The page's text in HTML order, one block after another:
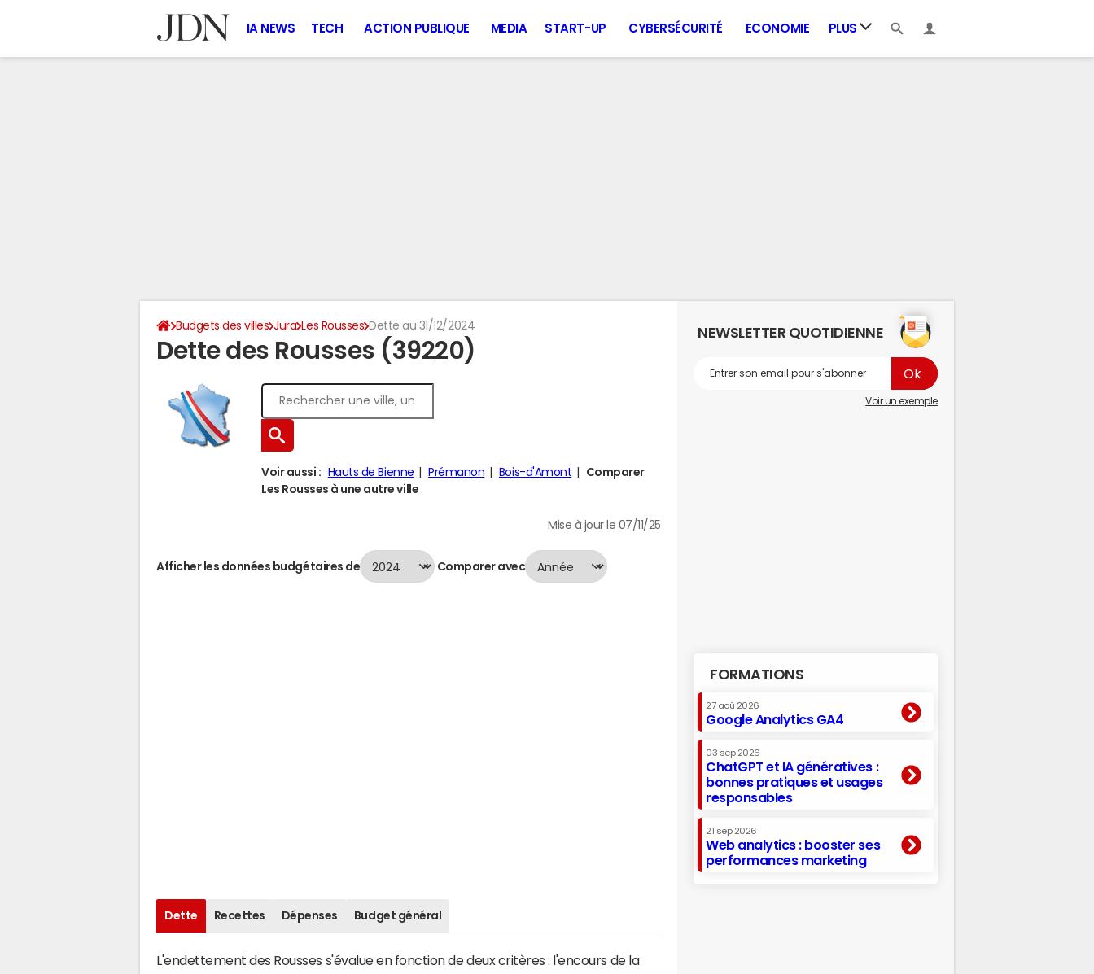
IA NEWS TECH ACTION PUBLIQUE MEDIA START-UP CYBERSÉCURITÉ ECONOMIE PLUS
Budgets des villes Jura Les Rousses Dette au 31/12/2024
Dette des Rousses (39220)
Voir aussi : Hauts de Bienne Prémanon Bois-d'Amont
Comparer
Les Rousses à une autre ville
Mise à jour le 07/11/25
Afficher les données budgétaires de Comparer avec
Dette Recettes Dépenses Budget général
L'endettement des Rousses s'évalue en fonction de deux critères : l'encours de la
NEWSLETTER QUOTIDIENNE
Voir un exemple
FORMATIONS
27 aoû 2026
Google Analytics GA4
03 sep 2026
ChatGPT et IA génératives :
bonnes pratiques et usages
responsables
21 sep 2026
Web analytics : booster ses
performances marketing